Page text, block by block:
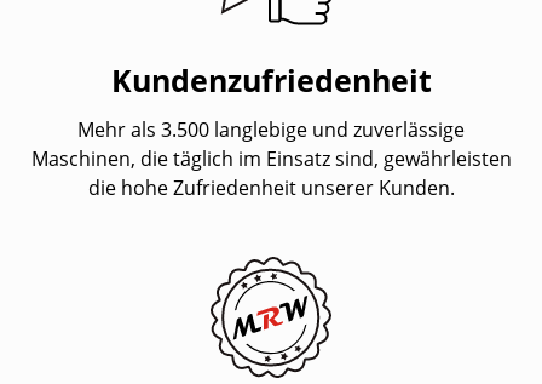
Kundenzufriedenheit
Mehr als 3.500 langlebige und zuverlässige
Maschinen, die täglich im Einsatz sind, gewährleisten
die hohe Zufriedenheit unserer Kunden.